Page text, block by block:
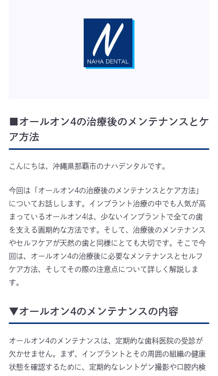
■オールオン4の治療後のメンテナンスとケ
ア方法
こんにちは、沖縄県那覇市のナハデンタルです。
今回は「オールオン4の治療後のメンテナンスとケア方法」
についてお話しします。インプラント治療の中でも人気が高
まっているオールオン4は、少ないインプラントで全ての歯
を支える画期的な方法です。そして、治療後のメンテナンス
やセルフケアが天然の歯と同様にとても大切です。そこで今
回は、オールオン4の治療後に必要なメンテナンスとセルフ
ケア方法、そしてその際の注意点について詳しく解説しま
す。
▼オールオン4のメンテナンスの内容
オールオン4のメンテナンスは、定期的な歯科医院の受診が
欠かせません。まず、インプラントとその周囲の組織の健康
状態を確認するために、定期的なレントゲン撮影や口腔内検